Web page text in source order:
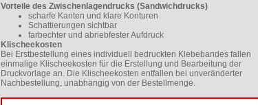
Vorteile des Zwischenlagendrucks (Sandwichdrucks)
scharfe Kanten und klare Konturen
Schattierungen sichtbar
farbechter und abriebfester Aufdruck
Klischeekosten
Bei Erstbestellung eines individuell bedruckten Klebebandes fallen
einmalige Klischeekosten für die Erstellung und Bearbeitung der
Druckvorlage an. Die Klischeekosten entfallen bei unveränderter
Nachbestellung, unabhängig von der Bestellmenge.